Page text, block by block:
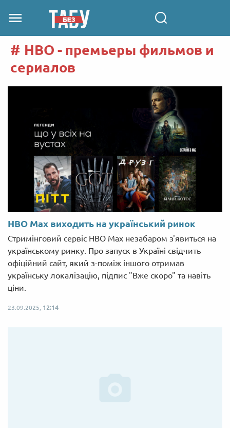
HBO - премьеры фильмов и
сериалов
HBO Max виходить на український ринок
Стримінговий сервіс HBO Max незабаром з'явиться на
українському ринку. Про запуск в Україні свідчить
офіційний сайт, який з-поміж іншого отримав
українську локалізацію, підпис "Вже скоро" та навіть
ціни.
23.09.2025, 12:14